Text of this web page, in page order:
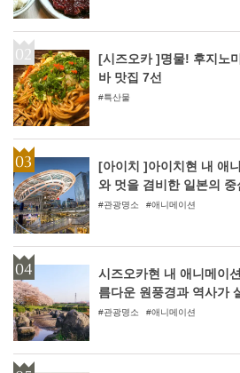
[시즈오카 ]명물! 후지노
바 맛집 7선
특산물
[아이치 ]아이치현 내 애
와 멋을 겸비한 일본의 중
관광명소 애니메이션
시즈오카현 내 애니메이
름다운 원풍경과 역사가
관광명소 애니메이션